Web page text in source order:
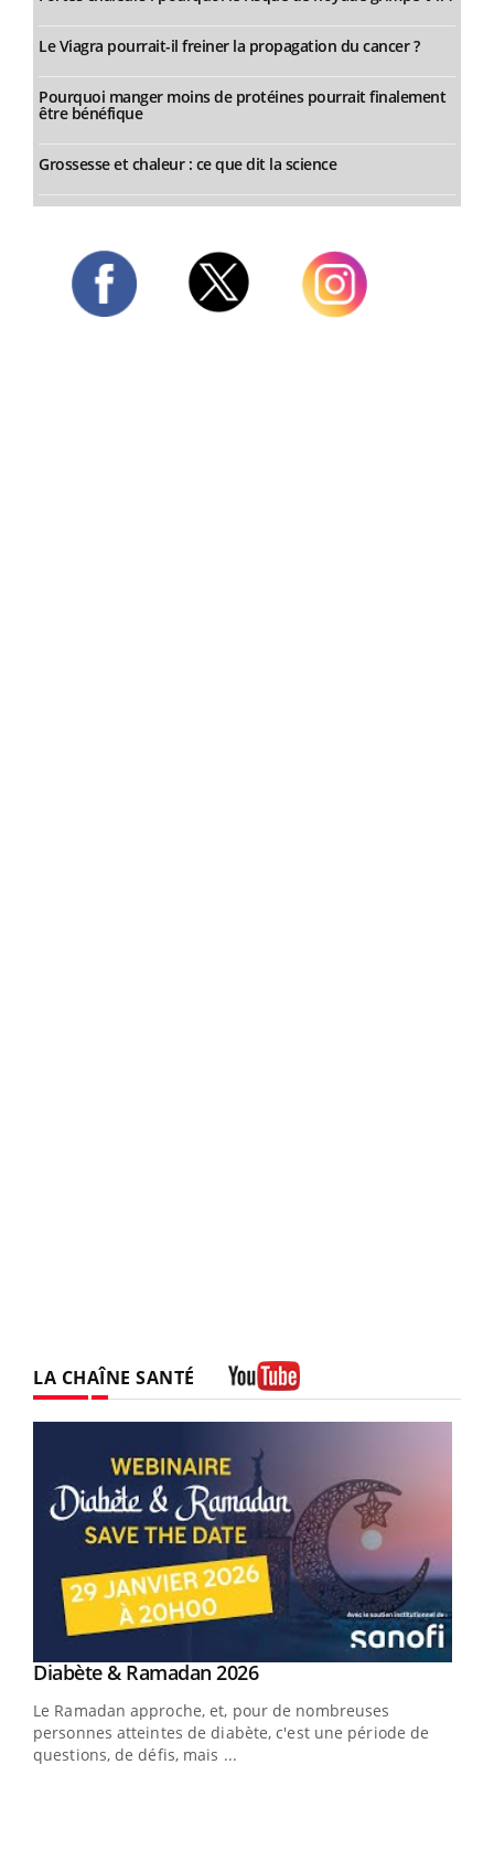
Le Viagra pourrait-il freiner la propagation du cancer ?
Pourquoi manger moins de protéines pourrait finalement
être bénéfique
Grossesse et chaleur : ce que dit la science
LA CHAÎNE SANTÉ
Youtube
Diabète & Ramadan 2026Youtube
Le Ramadan approche, et, pour de nombreuses
personnes atteintes de diabète, c'est une période de
questions, de défis, mais ...